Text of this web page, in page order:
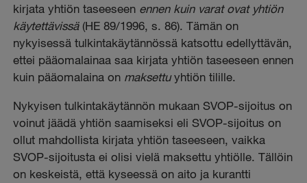
kirjata yhtiön taseeseen ennen kuin varat ovat yhtiön
käytettävissä(HE 89/1996, s. 86). Tämän on
nykyisessä tulkintakäytännössä katsottu edellyttävän,
ettei pääomalainaa saa kirjata yhtiön taseeseen ennen
kuin pääomalaina on maksettuyhtiön tilille.
Nykyisen tulkintakäytännön mukaan SVOP-sijoitus on
voinut jäädä yhtiön saamiseksi eli SVOP-sijoitus on
ollut mahdollista kirjata yhtiön taseeseen, vaikka
SVOP-sijoitusta ei olisi vielä maksettu yhtiölle. Tällöin
on keskeistä, että kyseessä on aito ja kurantti